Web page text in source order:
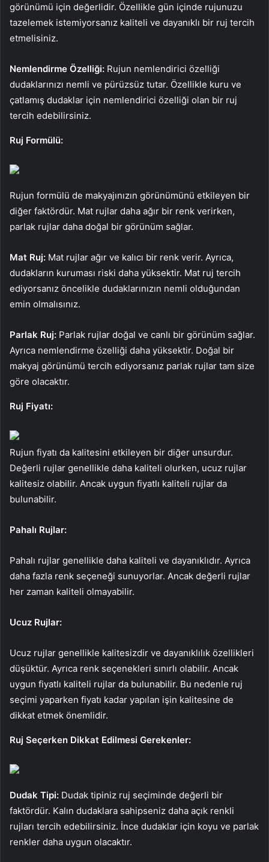
görünümü için değerlidir. Özellikle gün içinde rujunuzu
tazelemek istemiyorsanız kaliteli ve dayanıklı bir ruj tercih
etmelisiniz.
Nemlendirme Özelliği: Rujun nemlendirici özelliği
dudaklarınızı nemli ve pürüzsüz tutar. Özellikle kuru ve
çatlamış dudaklar için nemlendirici özelliği olan bir ruj
tercih edebilirsiniz.
Ruj Formülü:
Rujun formülü de makyajınızın görünümünü etkileyen bir
diğer faktördür. Mat rujlar daha ağır bir renk verirken,
parlak rujlar daha doğal bir görünüm sağlar.
Mat Ruj: Mat rujlar ağır ve kalıcı bir renk verir. Ayrıca,
dudakların kuruması riski daha yüksektir. Mat ruj tercih
ediyorsanız öncelikle dudaklarınızın nemli olduğundan
emin olmalısınız.
Parlak Ruj: Parlak rujlar doğal ve canlı bir görünüm sağlar.
Ayrıca nemlendirme özelliği daha yüksektir. Doğal bir
makyaj görünümü tercih ediyorsanız parlak rujlar tam size
göre olacaktır.
Ruj Fiyatı:
Rujun fiyatı da kalitesini etkileyen bir diğer unsurdur.
Değerli rujlar genellikle daha kaliteli olurken, ucuz rujlar
kalitesiz olabilir. Ancak uygun fiyatlı kaliteli rujlar da
bulunabilir.
Pahalı Rujlar:
Pahalı rujlar genellikle daha kaliteli ve dayanıklıdır. Ayrıca
daha fazla renk seçeneği sunuyorlar. Ancak değerli rujlar
her zaman kaliteli olmayabilir.
Ucuz Rujlar:
Ucuz rujlar genellikle kalitesizdir ve dayanıklılık özellikleri
düşüktür. Ayrıca renk seçenekleri sınırlı olabilir. Ancak
uygun fiyatlı kaliteli rujlar da bulunabilir. Bu nedenle ruj
seçimi yaparken fiyatı kadar yapılan işin kalitesine de
dikkat etmek önemlidir.
Ruj Seçerken Dikkat Edilmesi Gerekenler:
Dudak Tipi: Dudak tipiniz ruj seçiminde değerli bir
faktördür. Kalın dudaklara sahipseniz daha açık renkli
rujları tercih edebilirsiniz. İnce dudaklar için koyu ve parlak
renkler daha uygun olacaktır.